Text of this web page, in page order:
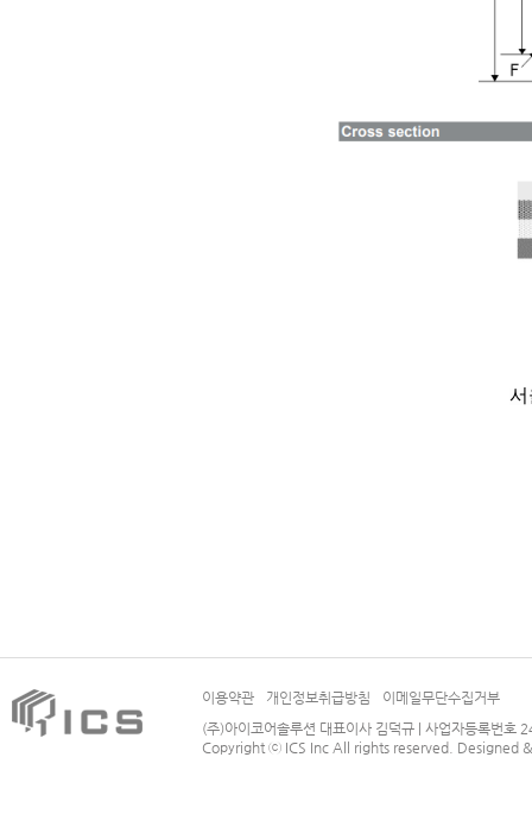
서
이용약관 개인정보취급방침
이메일무단수집거부
(주)아이코어솔루션 대표이사 김덕규 | 사업자등록번
Copyright ⓒ ICS Inc All rights reserved. Designed